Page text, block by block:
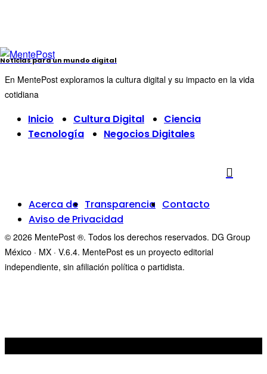
Noticias para un mundo digital
En MentePost exploramos la cultura digital y su impacto en la vida
cotidiana
Inicio Cultura Digital
Ciencia
Tecnología
Negocios Digitales
Acerca de Transparencia Contacto
Aviso de Privacidad
© 2026 MentePost ®. Todos los derechos reservados. DG Group
México · MX · V.6.4. MentePost es un proyecto editorial
independiente, sin afiliación política o partidista.